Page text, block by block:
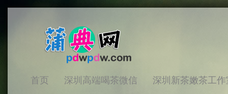
首页 深圳高端喝茶微信 深圳新茶嫩茶工